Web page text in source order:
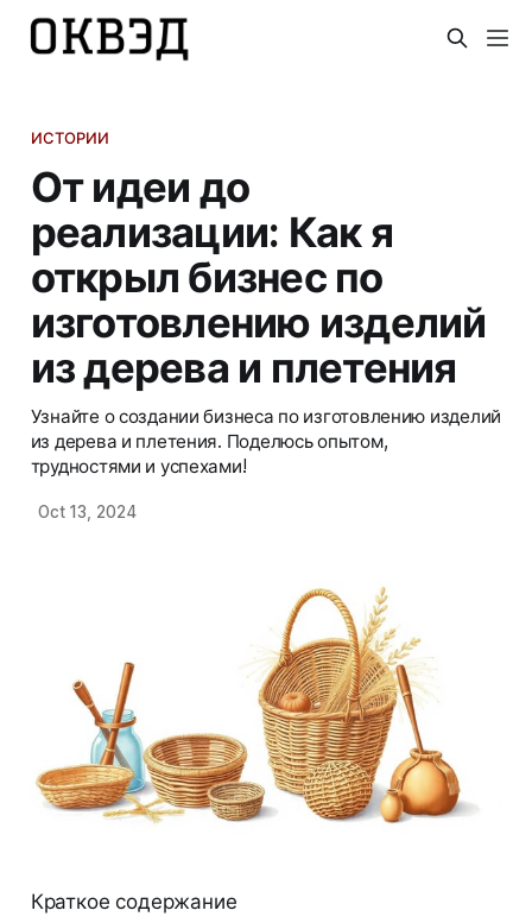
ИСТОРИИ
От идеи до
реализации: Как я
открыл бизнес по
изготовлению изделий
из дерева и плетения
Узнайте о создании бизнеса по изготовлению изделий
из дерева и плетения. Поделюсь опытом,
трудностями и успехами!
Oct 13, 2024
Краткое содержание